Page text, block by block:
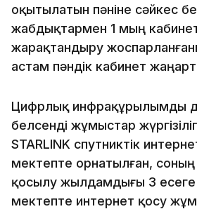
оқытылатын пәніне сәйкес
жабдықтармен 1 мың
жарақтандыру
астам пәндік кабинет
Цифрлық инфрақұрылымды
белсенді жұмыстар
STARLINK спутниктік
мектепте орнатылған,
қосылу жылдамдығы 3 есеге
мектепте интернет қосу